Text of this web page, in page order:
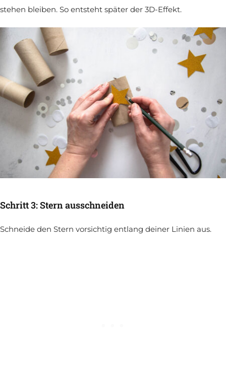
stehen bleiben. So entsteht später der 3D-Effekt.
Schritt 3: Stern ausschneiden
Schneide den Stern vorsichtig entlang deiner Linien aus.